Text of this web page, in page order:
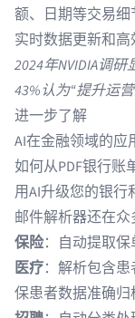
额、日期等交易
实时数据更新和高
2024年NVIDIA调研
43%认为“提升运
进一步了解
AI在金融领域的应
如何从PDF银行账
用AI升级您的银行
邮件解析器还在众
保险：自动提取
医疗：解析包含
保患者数据准确归